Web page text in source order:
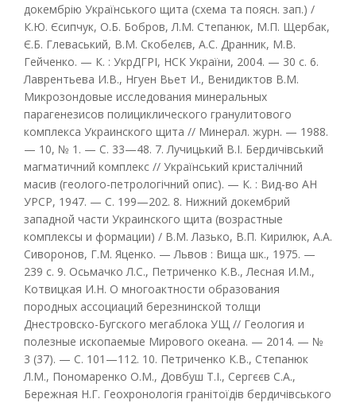
докембрію Українського щита (схема та поясн. зап.) /
К.Ю. Єсипчук, О.Б. Бобров, Л.М. Степанюк, М.П. Щербак,
Є.Б. Глеваський, В.М. Скобелєв, А.С. Дранник, М.В.
Гейченко. — К. : УкрДГРІ, НСК України, 2004. — 30 с. 6.
Лаврентьева И.В., Нгуен Вьет И., Венидиктов В.М.
Микрозондовые исследования минеральных
парагенезисов полициклического гранулитового
комплекса Украинского щита // Минерал. журн. — 1988.
— 10, № 1. — С. 33—48. 7. Лучицький В.І. Бердичівський
магматичний комплекс // Український кристалічний
масив (геолого-петрологічний опис). — К. : Вид-во АН
УРСР, 1947. — С. 199—202. 8. Нижний докембрий
западной части Украинского щита (возрастные
комплексы и формации) / В.М. Лазько, В.П. Кирилюк, А.А.
Сиворонов, Г.М. Яценко. — Львов : Вища шк., 1975. —
239 с. 9. Осьмачко Л.С., Петриченко К.В., Лесная И.М.,
Котвицкая И.Н. О многоактности образования
породных ассоциаций березнинской толщи
Днестровско-Бугского мегаблока УЩ // Геология и
полезные ископаемые Мирового океана. — 2014. — №
3 (37). — С. 101—112. 10. Петриченко К.В., Степанюк
Л.М., Пономаренко О.М., Довбуш Т.І., Сергєєв С.А.,
Бережная Н.Г. Геохронологія гранітоїдів бердичівського